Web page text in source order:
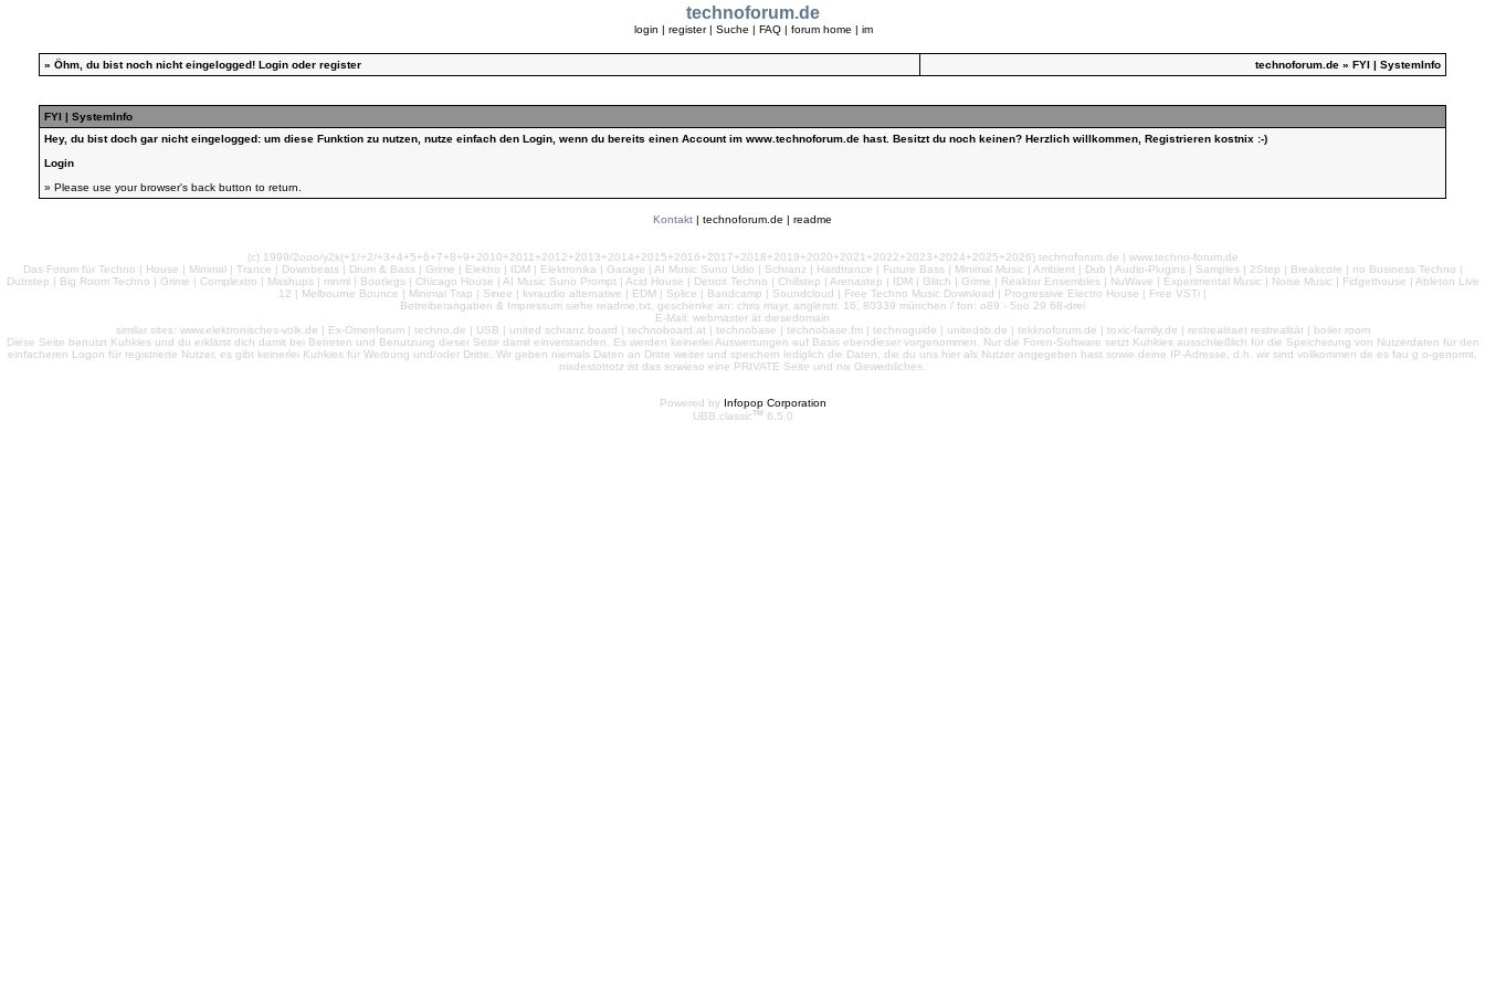
technoforum.de
login | register | Suche | FAQ| forum home | im
» Öhm, du bist noch nicht eingelogged! Login oder register technoforum.de » FYI | SystemInfo
FYI | SystemInfo
Hey, du bist doch gar nicht eingelogged: um diese Funktion zu nutzen, nutze einfach den Login, wenn du bereits einen Account im www.technoforum.de hast. Besitzt du noch keinen? Herzlich willkommen, Registrieren kostnix :-)
Login
» Please use your browser's back button to return.
Kontakt | technoforum.de | readme
(c) 1999/2ooo/y2k(+1/+2/+3+4+5+6+7+8+9+2010+2011+2012+2013+2014+2015+2016+2017+2018+2019+2020+2021+2022+2023+2024+2025+2026) technoforum.de | www.techno-forum.de
Das Forum für Techno | House | Minimal | Trance | Downbeats | Drum & Bass | Grime | Elektro | IDM | Elektronika | Garage | AI Music Suno Udio | Schranz | Hardtrance | Future Bass | Minimal Music | Ambient | Dub | Audio-Plugins | Samples | 2Step | Breakcore | no Business Techno |
Dubstep | Big Room Techno | Grime | Complextro | Mashups | mnml | Bootlegs | Chicago House | AI Music Suno Prompt | Acid House | Detroit Techno | Chillstep | Arenastep | IDM | Glitch | Grime | Reaktor Ensembles | NuWave | Experimental Music | Noise Music | Fidgethouse | Ableton Live
12 | Melbourne Bounce | Minimal Trap | Sinee | kvraudio alternative | EDM | Splice | Bandcamp | Soundcloud | Free Techno Music Download | Progressive Electro House | Free VSTi |
Betreiberangaben & Impressum siehe readme.txt, geschenke an: chris mayr, anglerstr. 16, 80339 münchen / fon: o89 - 5oo 29 68-drei
E-Mail: webmaster ät diesedomain
similar sites: www.elektronisches-volk.de | Ex-Omenforum | techno.de | USB | united schranz board | technoboard.at | technobase | technobase.fm | technoguide | unitedsb.de | tekknoforum.de | toxic-family.de | restrealitaet restrealität | boiler room
Diese Seite benutzt Kuhkies und du erklärst dich damit bei Betreten und Benutzung dieser Seite damit einverstanden. Es werden keinerlei Auswertungen auf Basis ebendieser vorgenommen. Nur die Foren-Software setzt Kuhkies ausschließlich für die Speicherung von Nutzerdaten für den
einfacheren Logon für registrierte Nutzer, es gibt keinerlei Kuhkies für Werbung und/oder Dritte. Wir geben niemals Daten an Dritte weiter und speichern lediglich die Daten, die du uns hier als Nutzer angegeben hast sowie deine IP-Adresse, d.h. wir sind vollkommen de es fau g o-genormt,
nixdestotrotz ist das sowieso eine PRIVATE Seite und nix Gewerbliches.
Powered by Infopop Corporation
UBB.classicTM 6.5.0